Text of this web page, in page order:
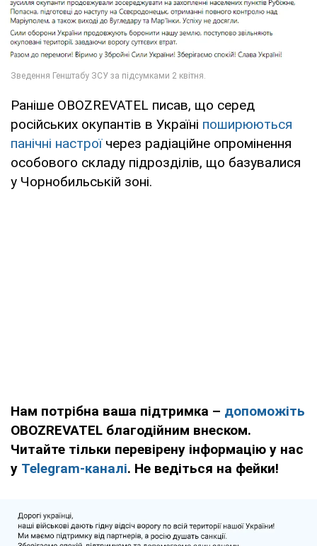
Раніше OBOZREVATEL писав, що серед
російських окупантів в Україні поширюються
панічні настроїчерез радіаційне опромінення
особового складу підрозділів, що базувалися
у Чорнобильській зоні.
Нам потрібна ваша підтримка – допоможіть
OBOZREVATEL благодійним внеском.
Читайте тільки перевірену інформацію у нас
у Telegram-каналі. Не ведіться на фейки!